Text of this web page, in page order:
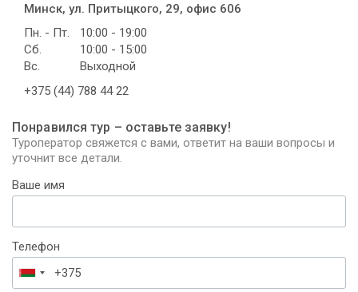
Минск, ул. Притыцкого, 29, офис 606
Пн. - Пт.
10:00 - 19:00
Сб.
10:00 - 15:00
Вс.
Выходной
+375 (44) 788 44 22
Понравился тур – оставьте заявку!
Туроператор свяжется с вами, ответит на ваши вопросы и
уточнит все детали.
Ваше имя
Телефон
Беларусь